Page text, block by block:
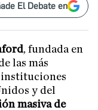
El Debate en
, fundada en
las más
instituciones
y del
masiva de